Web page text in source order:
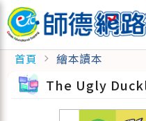
首頁 chevron_right 繪本讀本
The Ugly